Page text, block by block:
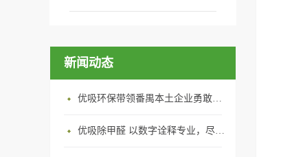
新闻动态
优吸环保带领番禺本​土企业勇敢破局向“新”
优吸除甲醛 以数字诠释专业，尽显除醛品牌实力！